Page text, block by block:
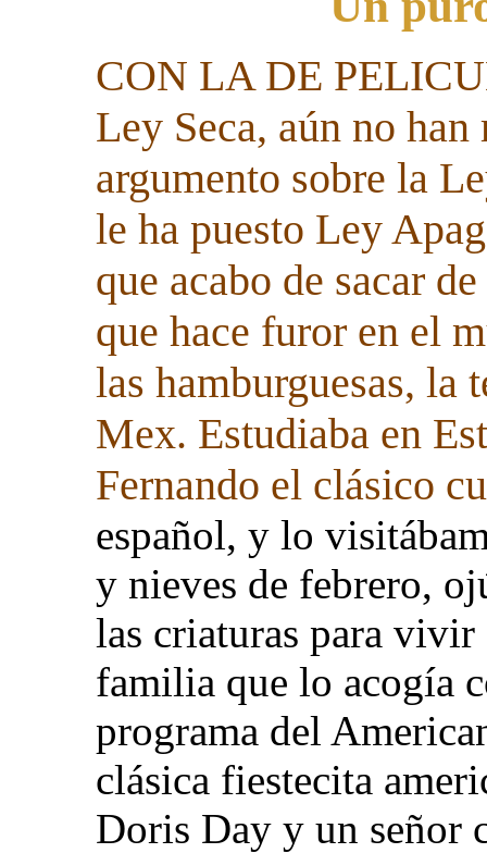
CON LA DE
Ley Seca, aún no
argumento sobre la
le ha puesto Ley
que acabo de sacar
que hace furor en el
las hamburguesas, la
Mex. Estudiaba en
Fernando el clásico
español, y lo
y nieves de febrero,
las criaturas para vivir
familia que lo acogía
programa del
clásica fiestecita
Doris Day y un señor